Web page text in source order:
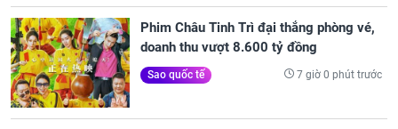
Phim Châu Tinh Trì đại thắng phòng vé,
doanh thu vượt 8.600 tỷ đồng
Sao quốc tế 7 giờ 0 phút trước